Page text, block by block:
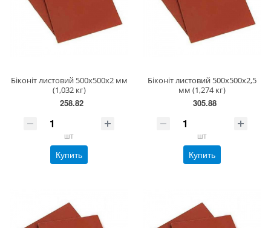
Біконіт листовий 500х500х2 мм
(1,032 кг)
258.82
шт
Купить
Біконіт листовий 500х500х2,5
мм (1,274 кг)
305.88
шт
Купить